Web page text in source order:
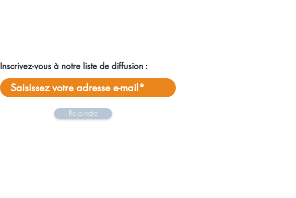
Inscrivez-vous à notre liste de diffusion :
Rejoindre